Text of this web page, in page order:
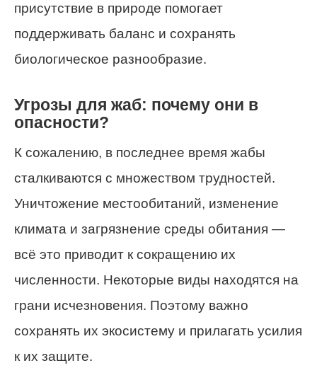
присутствие в природе помогает
поддерживать баланс и сохранять
биологическое разнообразие.
Угрозы для жаб: почему они в
опасности?
К сожалению, в последнее время жабы
сталкиваются с множеством трудностей.
Уничтожение местообитаний, изменение
климата и загрязнение среды обитания —
всё это приводит к сокращению их
численности. Некоторые виды находятся на
грани исчезновения. Поэтому важно
сохранять их экосистему и прилагать усилия
к их защите.